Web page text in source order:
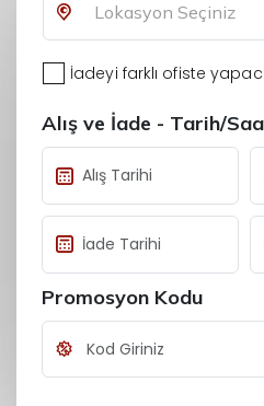
Lokasyon Seçiniz
İadeyi farklı ofiste
Alış ve İade - Tarih/
Promosyon Kodu